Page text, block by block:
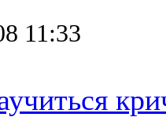
11:33